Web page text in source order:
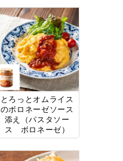
とろっとオムライス
のボロネーゼソース
添え（パスタソー
ス ボロネーゼ）